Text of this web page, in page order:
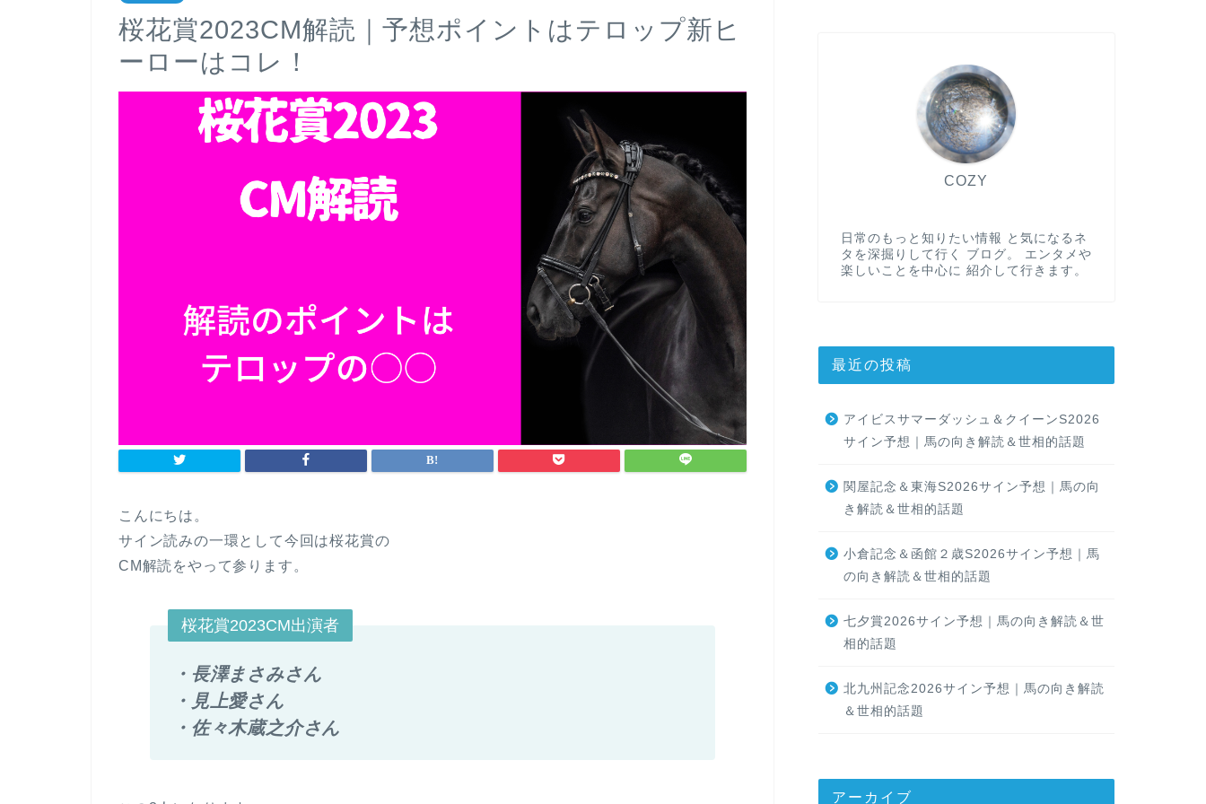
桜花賞2023CM解読｜予想ポイントはテロップ新ヒ
ーローはコレ！
こんにちは。
サイン読みの一環として今回は桜花賞の
CM解読をやって参ります。
桜花賞2023CM出演者
・長澤まさみさん
・見上愛さん
・佐々木蔵之介さん
COZY
日常のもっと知りたい情報 と気になるネ
タを深掘りして行く ブログ。 エンタメや
楽しいことを中心に 紹介して行きます。
最近の投稿
アイビスサマーダッシュ＆クイーンS2026
サイン予想｜馬の向き解読＆世相的話題
関屋記念＆東海S2026サイン予想｜馬の向
き解読＆世相的話題
小倉記念＆函館２歳S2026サイン予想｜馬
の向き解読＆世相的話題
七夕賞2026サイン予想｜馬の向き解読＆世
相的話題
北九州記念2026サイン予想｜馬の向き解読
＆世相的話題
アーカイブ